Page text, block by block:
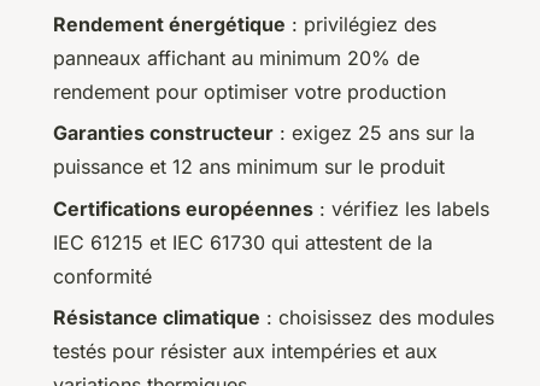
Rendement énergétique : privilégiez des
panneaux affichant au minimum 20% de
rendement pour optimiser votre production
Garanties constructeur : exigez 25 ans sur la
puissance et 12 ans minimum sur le produit
Certifications européennes : vérifiez les labels
IEC 61215 et IEC 61730 qui attestent de la
conformité
Résistance climatique : choisissez des modules
testés pour résister aux intempéries et aux